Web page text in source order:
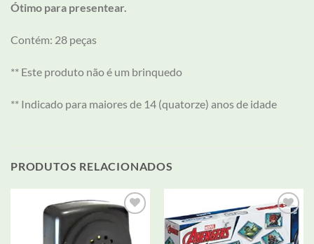
Ótimo para presentear.
Contém: 28 peças
** Este produto não é um brinquedo
** Indicado para maiores de 14 (quatorze) anos de idade
PRODUTOS RELACIONADOS
Adicionar
aos meus
Adicionar
aos meus